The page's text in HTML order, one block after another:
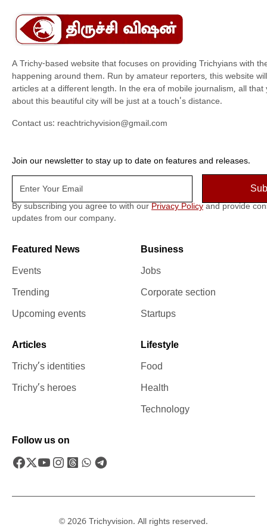
A Trichy-based website that focuses on providing Trichyians with
happening around them. Run by amateur reporters, this website
articles at a different length. In the era of mobile journalism, all that
about this beautiful city will be just at a touch's distance.
Contact us: reachtrichyvision@gmail.com
Join our newsletter to stay up to date on features and releases.
By subscribing you agree to with our Privacy Policy and provide
updates from our company.
Featured News
Events
Trending
Upcoming events
Business
Jobs
Corporate section
Startups
Articles
Trichy’s identities
Trichy’s heroes
Lifestyle
Food
Health
Technology
Follow us on
© 2026 Trichyvision. All rights reserved.